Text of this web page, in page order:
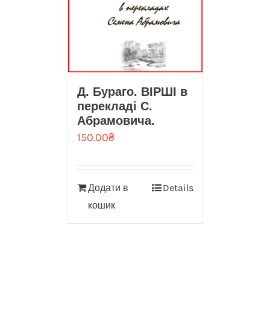
Д. Бураго. ВІРШІ в
перекладі С.
Абрамовича.
150.00₴
Додати в
кошик
Details